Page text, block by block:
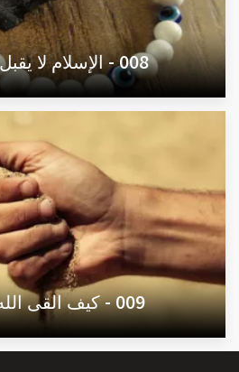
008 - الإسلام لا يقبل الخرافات
009 - كيف القى الله بلا عمل!